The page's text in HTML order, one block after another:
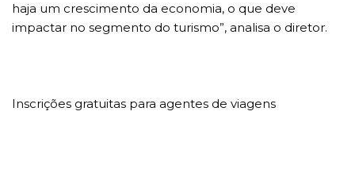
haja um crescimento da economia, o que deve
impactar no segmento do turismo”, analisa o diretor.
Inscrições gratuitas para agentes de viagens